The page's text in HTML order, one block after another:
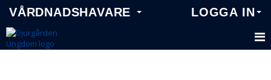
VÅRDNADSHAVARE LOGGA IN